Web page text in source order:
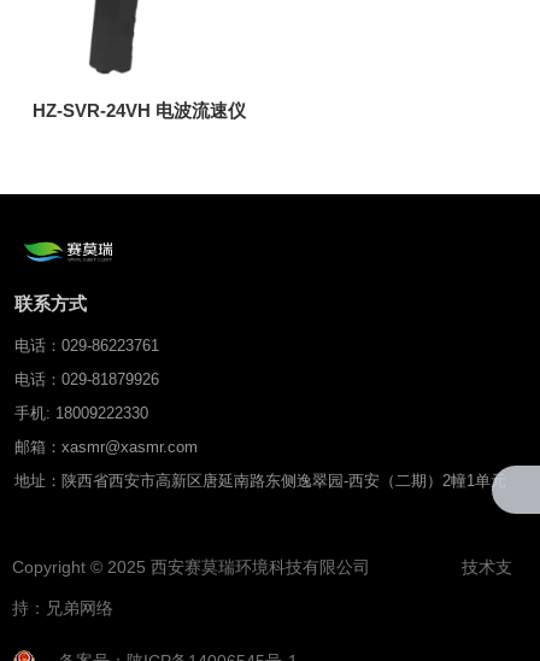
HZ-SVR-24VH 电波流速仪
联系方式
电话：029-86223761
电话：029-81879926
手机: 18009222330
邮箱：xasmr@xasmr.com
地址：陕西省西安市高新区唐延南路东侧逸翠园-西安（二期）2幢1单元
Copyright © 2025 西安赛莫瑞环境科技有限公司 技术支
持： 兄弟网络